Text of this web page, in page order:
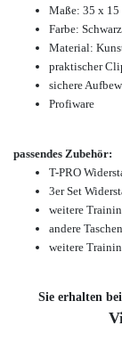
Maße: 35 x 15
Farbe: Schwarz
Material:
praktischer
sichere
Profiware
passendes Zubehör:
T-PRO
3er Set
weitere
andere
weitere
Sie erhalten